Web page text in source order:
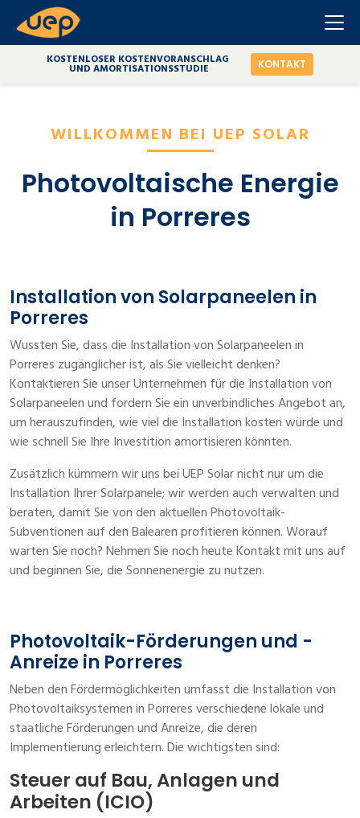
KOSTENLOSER KOSTENVORANSCHLAG
UND AMORTISATIONSSTUDIE KONTAKT
WILLKOMMEN BEI UEP SOLAR
Photovoltaische Energie
in Porreres
Installation von Solarpaneelen in
Porreres
Wussten Sie, dass die Installation von Solarpaneelen in
Porreres zugänglicher ist, als Sie vielleicht denken?
Kontaktieren Sie unser Unternehmen für die Installation von
Solarpaneelen und fordern Sie ein unverbindliches Angebot an,
um herauszufinden, wie viel die Installation kosten würde und
wie schnell Sie Ihre Investition amortisieren könnten.
Zusätzlich kümmern wir uns bei UEP Solar nicht nur um die
Installation Ihrer Solarpanele; wir werden auch verwalten und
beraten, damit Sie von den aktuellen Photovoltaik-
Subventionen auf den Balearen profitieren können. Worauf
warten Sie noch? Nehmen Sie noch heute Kontakt mit uns auf
und beginnen Sie, die Sonnenenergie zu nutzen.
Photovoltaik-Förderungen und -
Anreize in Porreres
Neben den Fördermöglichkeiten umfasst die Installation von
Photovoltaiksystemen in Porreres verschiedene lokale und
staatliche Förderungen und Anreize, die deren
Implementierung erleichtern. Die wichtigsten sind:
Steuer auf Bau, Anlagen und
Arbeiten (ICIO)